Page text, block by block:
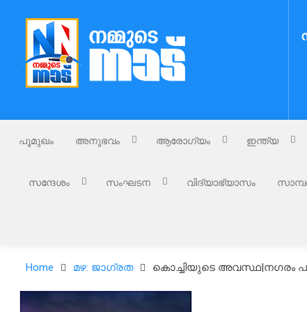
Nammude Naadu
നമ്മുടെ നാട്
പൂമുഖം അനുഭവം ആരോഗ്യം ഇന്ത്യ
സന്ദേശം സംഘടന വിദ്യാഭ്യാസം
Home മഴ: ജാഗ്രത കൊച്ചിയുടെ അവസ്ഥ|നഗരം